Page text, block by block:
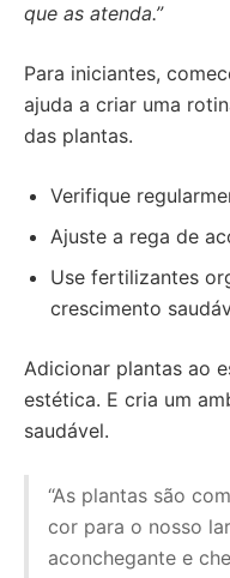
que as atenda.”
Para iniciantes,
ajuda a criar uma
das plantas.
Verifique
Ajuste a rega de
Use fertilizantes
crescimento
Adicionar plantas ao
estética. E cria um
saudável.
“As plantas são
cor para o nosso
aconchegante e